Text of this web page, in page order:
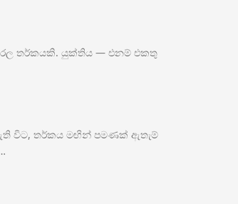
තර්කයකි. යුක්තිය — එනම් එකතු
ඇති විට, තර්කය මඟින් පමණක් ඇතැම්